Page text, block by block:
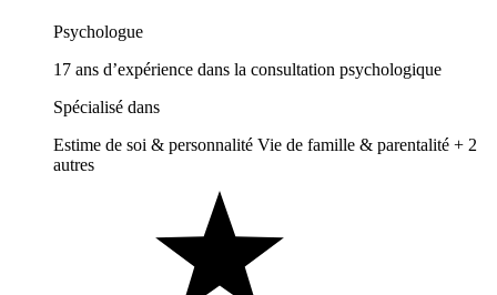
Psychologue
17 ans d’expérience dans la consultation psychologique
Spécialisé dans
Estime de soi & personnalité Vie de famille & parentalité + 2
autres